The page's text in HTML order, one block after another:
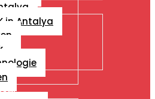
in Antalya